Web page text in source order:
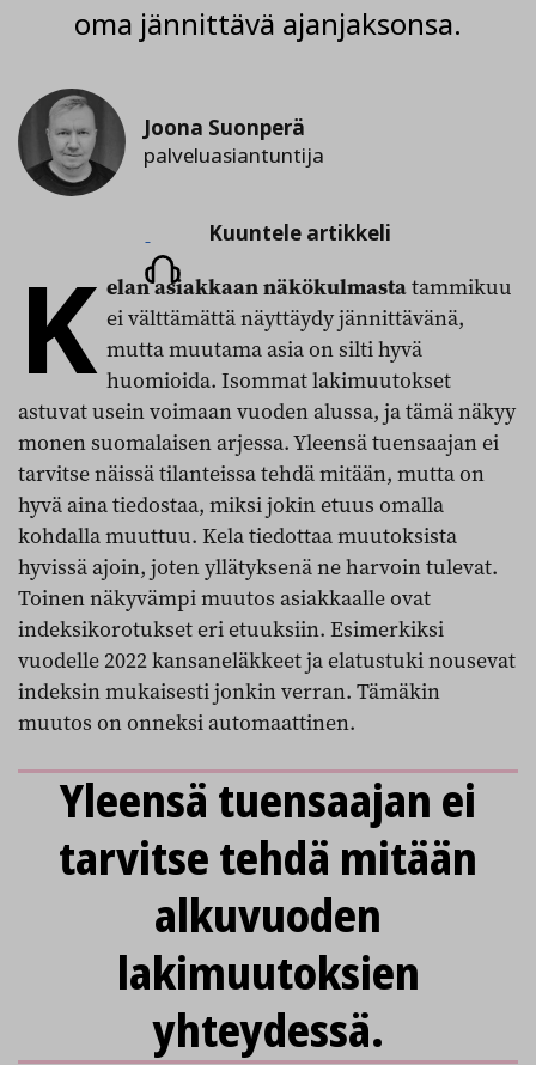
oma jännittävä ajanjaksonsa.
Joona Suonperä
palveluasiantuntija
Kuuntele
artikkeli
Kuuntele artikkeli
K elan asiakkaan näkökulmastatammikuu
ei välttämättä näyttäydy jännittävänä,
mutta muutama asia on silti hyvä
huomioida. Isommat lakimuutokset
astuvat usein voimaan vuoden alussa, ja tämä näkyy
monen suomalaisen arjessa. Yleensä tuensaajan ei
tarvitse näissä tilanteissa tehdä mitään, mutta on
hyvä aina tiedostaa, miksi jokin etuus omalla
kohdalla muuttuu. Kela tiedottaa muutoksista
hyvissä ajoin, joten yllätyksenä ne harvoin tulevat.
Toinen näkyvämpi muutos asiakkaalle ovat
indeksikorotukset eri etuuksiin. Esimerkiksi
vuodelle 2022 kansaneläkkeet ja elatustuki nousevat
indeksin mukaisesti jonkin verran. Tämäkin
muutos on onneksi automaattinen.
Yleensä tuensaajan ei
tarvitse tehdä mitään
alkuvuoden
lakimuutoksien
yhteydessä.